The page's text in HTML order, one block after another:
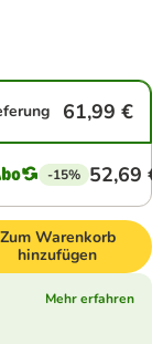
61,99 €
-15% 52,69
Zum Warenkorb
hinzufügen
Mehr erfahren